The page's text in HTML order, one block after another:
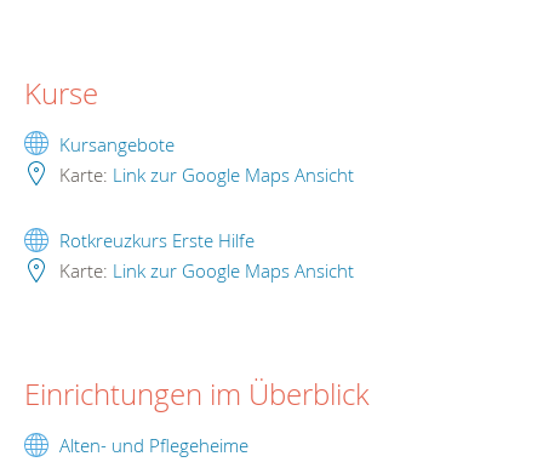
Kurse
Kursangebote
Karte: Link zur Google Maps Ansicht
Rotkreuzkurs Erste Hilfe
Karte: Link zur Google Maps Ansicht
Einrichtungen im Überblick
Alten- und Pflegeheime